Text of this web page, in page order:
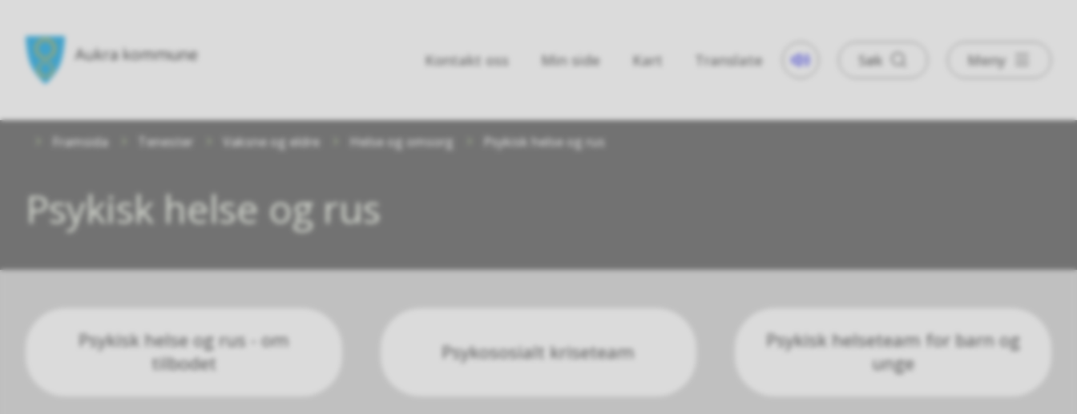
Aukra
Kontakt oss Min side Kart Translate Taleweb Søk Meny
Framsida Tenester Vaksne og eldre Helse og omsorg Psykisk helse og rus
Psykisk helse og rus
Psykisk helse og rus - om
tilbodet
Psykososialt kriseteam
Psykisk helseteam for barn og
unge